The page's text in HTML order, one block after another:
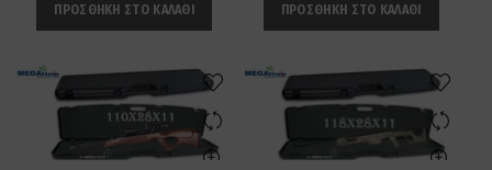
ΠΡΟΣΘΉΚΗ ΣΤΟ ΚΑΛΆΘΙ ΠΡΟΣΘΉΚΗ ΣΤΟ ΚΑΛΆΘΙ